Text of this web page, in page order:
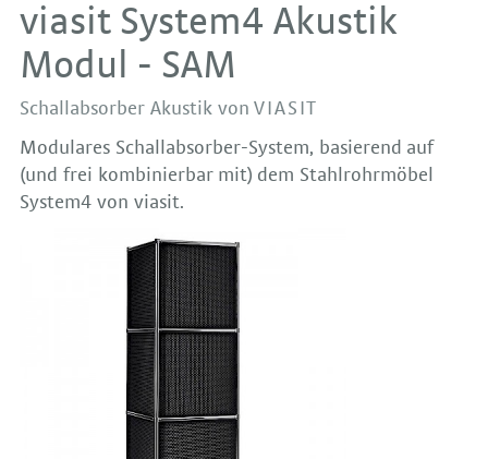
viasit System4 Akustik
Modul - SAM
Schallabsorber Akustik vonVIASIT
Modulares Schallabsorber-System, basierend auf
(und frei kombinierbar mit) dem Stahlrohrmöbel
System4 von viasit.